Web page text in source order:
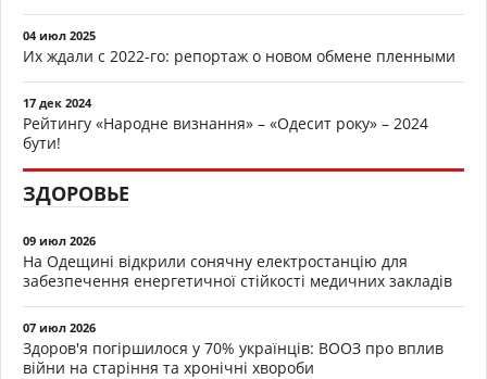
04 июл 2025
Их ждали с 2022-го: репортаж о новом обмене пленными
17 дек 2024
Рейтингу «Народне визнання» – «Одесит року» – 2024
бути!
ЗДОРОВЬЕ
09 июл 2026
На Одещині відкрили сонячну електростанцію для
забезпечення енергетичної стійкості медичних закладів
07 июл 2026
Здоров'я погіршилося у 70% українців: ВООЗ про вплив
війни на старіння та хронічні хвороби